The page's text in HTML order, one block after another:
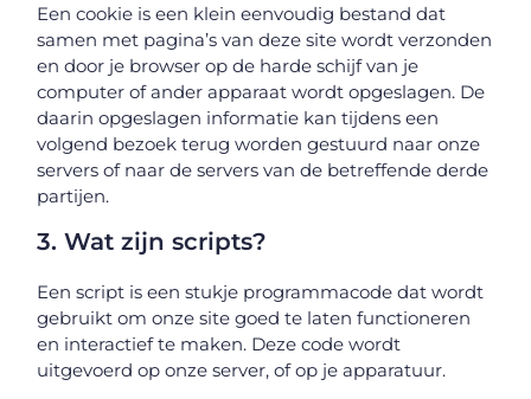
Een cookie is een klein eenvoudig bestand dat
samen met pagina’s van deze site wordt verzonden
en door je browser op de harde schijf van je
computer of ander apparaat wordt opgeslagen. De
daarin opgeslagen informatie kan tijdens een
volgend bezoek terug worden gestuurd naar onze
servers of naar de servers van de betreffende derde
partijen.
3. Wat zijn scripts?
Een script is een stukje programmacode dat wordt
gebruikt om onze site goed te laten functioneren
en interactief te maken. Deze code wordt
uitgevoerd op onze server, of op je apparatuur.